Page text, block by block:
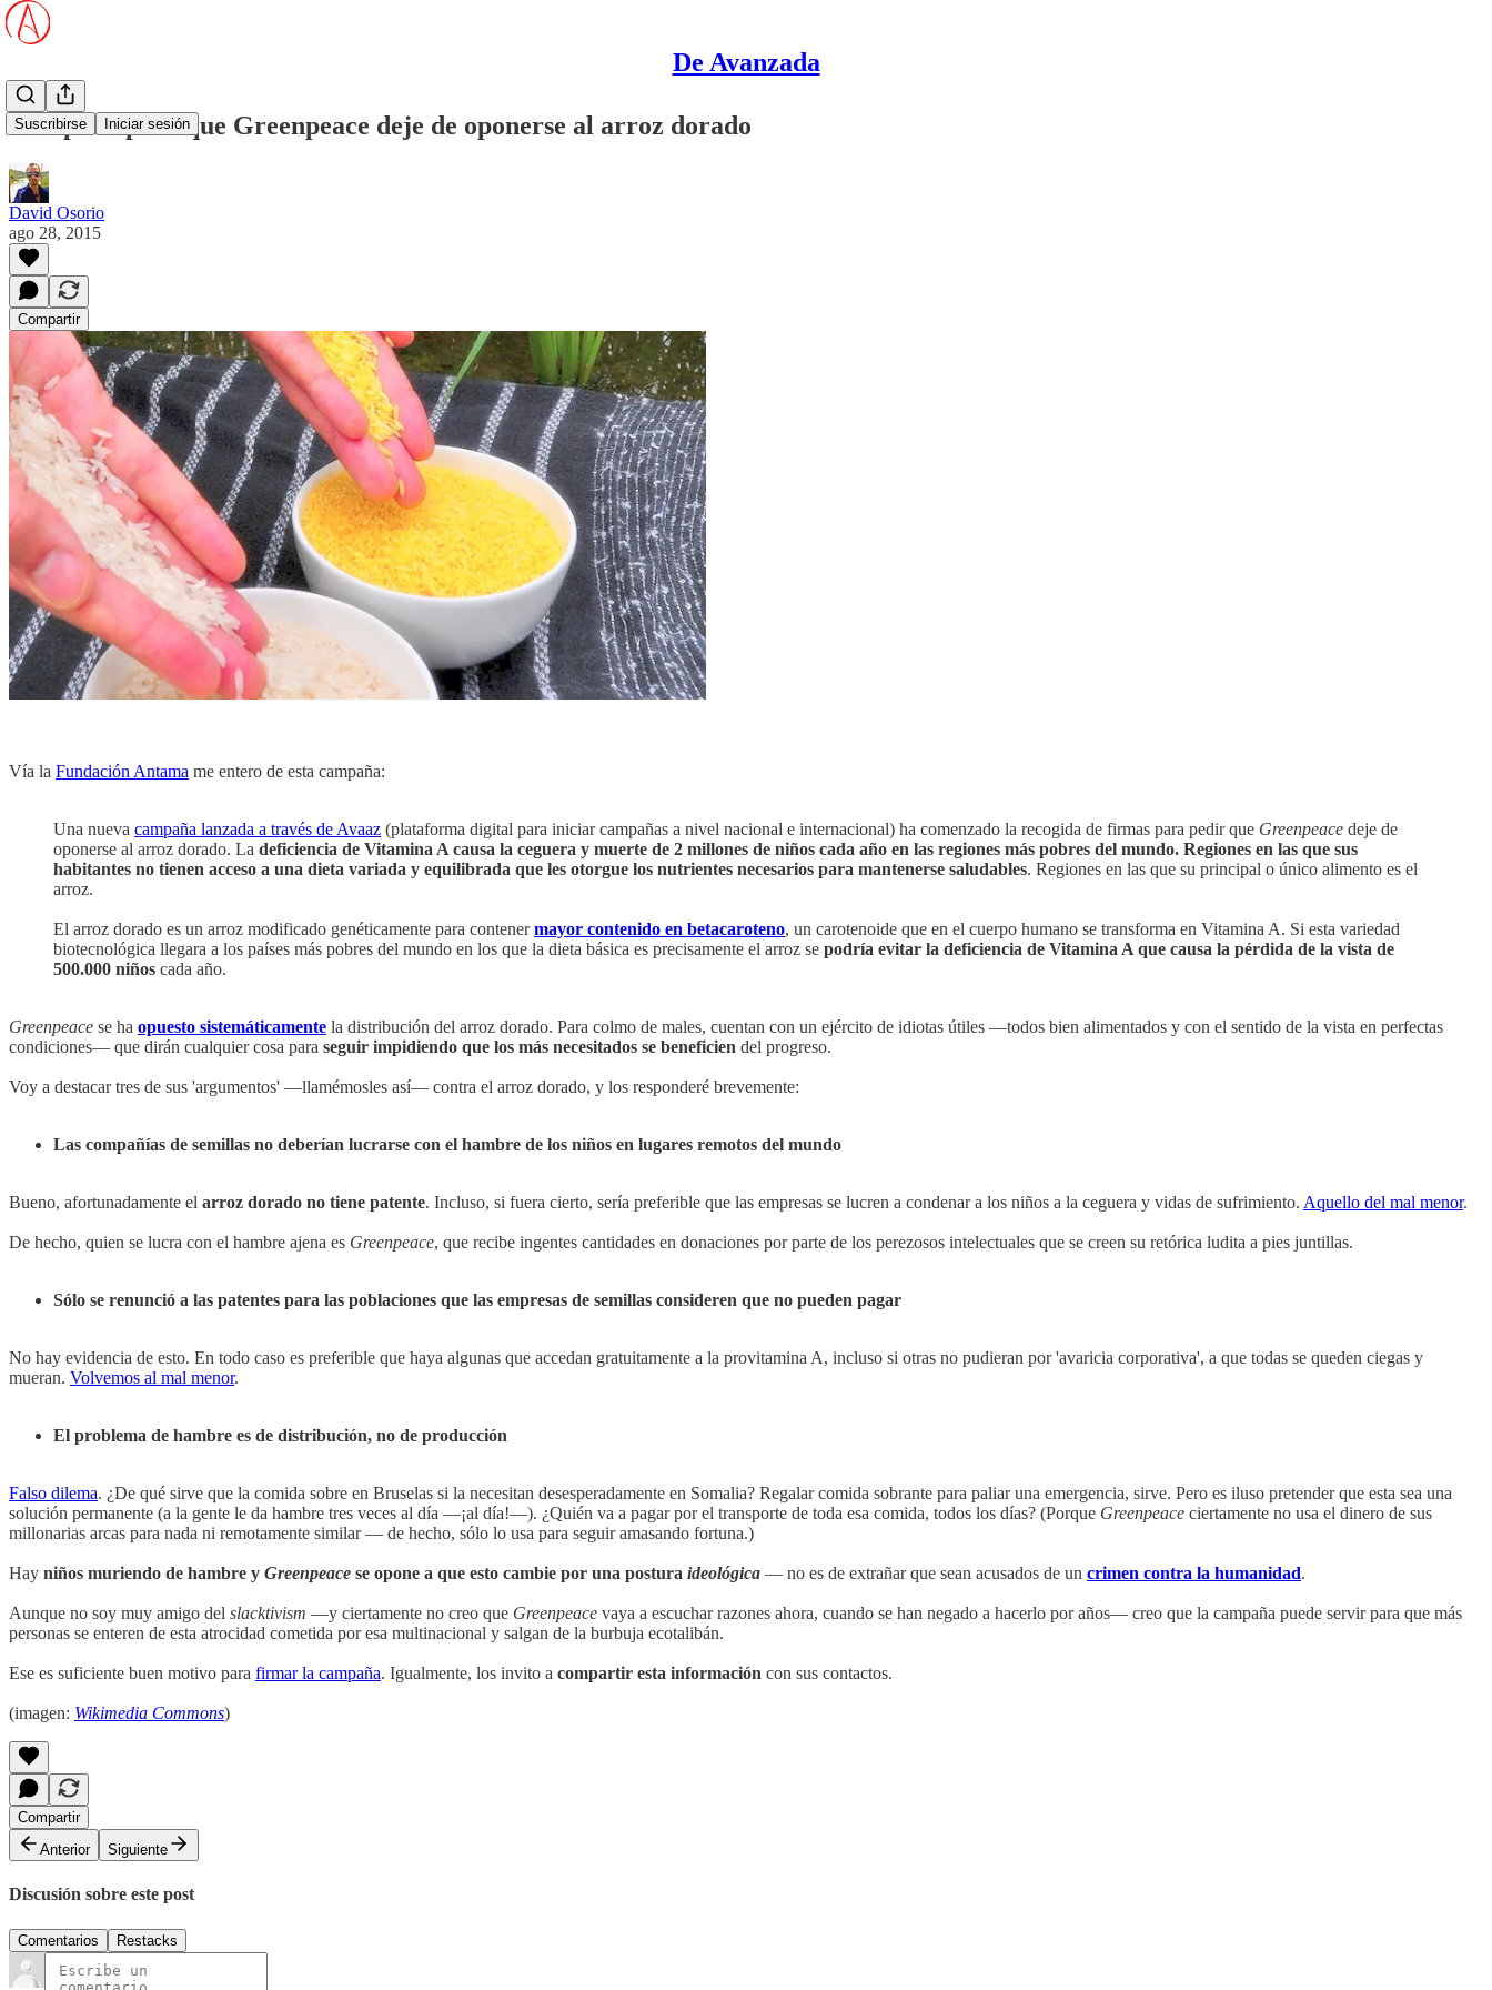
De Avanzada
Suscribirse Iniciar sesión
Campaña para que Greenpeace deje de oponerse al arroz dorado
David Osorio
ago 28, 2015
Compartir
Vía la Fundación Antama me entero de esta campaña:
Una nueva campaña lanzada a través de Avaaz (plataforma digital para iniciar campañas a nivel nacional e internacional) ha comenzado la recogida de firmas para pedir que Greenpeace deje de
oponerse al arroz dorado. La deficiencia de Vitamina A causa la ceguera y muerte de 2 millones de niños cada año en las regiones más pobres del mundo. Regiones en las que sus
habitantes no tienen acceso a una dieta variada y equilibrada que les otorgue los nutrientes necesarios para mantenerse saludables. Regiones en las que su principal o único alimento es el
arroz.
El arroz dorado es un arroz modificado genéticamente para contenermayor contenido en betacaroteno, un carotenoide que en el cuerpo humano se transforma en Vitamina A. Si esta variedad
biotecnológica llegara a los países más pobres del mundo en los que la dieta básica es precisamente el arroz se podría evitar la deficiencia de Vitamina A que causa la pérdida de la vista de
500.000 niños cada año.
Greenpeace se ha opuesto sistemáticamente la distribución del arroz dorado. Para colmo de males, cuentan con un ejército de idiotas útiles —todos bien alimentados y con el sentido de la vista en perfectas
condiciones— que dirán cualquier cosa para seguir impidiendo que los más necesitados se beneficien del progreso.
Voy a destacar tres de sus 'argumentos' —llamémosles así— contra el arroz dorado, y los responderé brevemente:
Las compañías de semillas no deberían lucrarse con el hambre de los niños en lugares remotos del mundo
Bueno, afortunadamente el arroz dorado no tiene patente. Incluso, si fuera cierto, sería preferible que las empresas se lucren a condenar a los niños a la ceguera y vidas de sufrimiento. Aquello del mal menor.
De hecho, quien se lucra con el hambre ajena es Greenpeace, que recibe ingentes cantidades en donaciones por parte de los perezosos intelectuales que se creen su retórica ludita a pies juntillas.
Sólo se renunció a las patentes para las poblaciones que las empresas de semillas consideren que no pueden pagar
No hay evidencia de esto. En todo caso es preferible que haya algunas que accedan gratuitamente a la provitamina A, incluso si otras no pudieran por 'avaricia corporativa', a que todas se queden ciegas y
mueran. Volvemos al mal menor.
El problema de hambre es de distribución, no de producción
Falso dilema. ¿De qué sirve que la comida sobre en Bruselas si la necesitan desesperadamente en Somalia? Regalar comida sobrante para paliar una emergencia, sirve. Pero es iluso pretender que esta sea una
solución permanente (a la gente le da hambre tres veces al día —¡al día!—). ¿Quién va a pagar por el transporte de toda esa comida, todos los días? (Porque Greenpeace ciertamente no usa el dinero de sus
millonarias arcas para nada ni remotamente similar — de hecho, sólo lo usa para seguir amasando fortuna.)
Hay niños muriendo de hambre y Greenpeace se opone a que esto cambie por una postura ideológica — no es de extrañar que sean acusados de un crimen contra la humanidad.
Aunque no soy muy amigo del slacktivism —y ciertamente no creo que Greenpeace vaya a escuchar razones ahora, cuando se han negado a hacerlo por años— creo que la campaña puede servir para que más
personas se enteren de esta atrocidad cometida por esa multinacional y salgan de la burbuja ecotalibán.
Ese es suficiente buen motivo para firmar la campaña. Igualmente, los invito a compartir esta información con sus contactos.
(imagen: Wikimedia Commons)
Compartir
Anterior
Siguiente
Discusión sobre este post
Comentarios Restacks